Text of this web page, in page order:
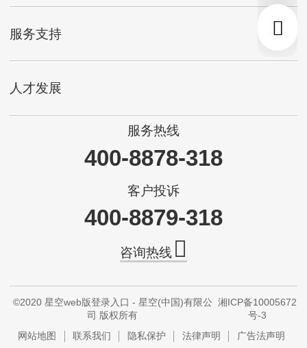
服务支持
人才发展
服务热线
400-8878-318
客户投诉
400-8879-318
咨询热线
©2020 星空web版登录入口 - 星空(中国)有限公
司 版权所有
湘ICP备10005672
号-3
网站地图
联系我们 隐私保护 法律声明 广告法声明